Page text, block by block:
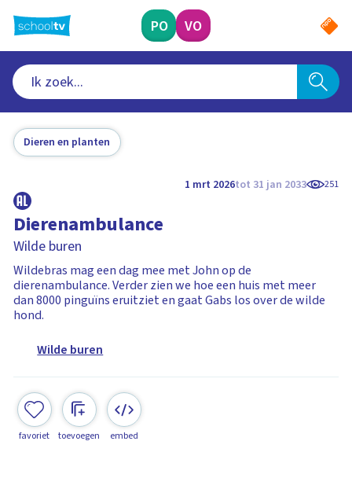
naar
hoofdinhoud
PO VO
Dieren en planten
1 mrt 2026tot 31 jan 2033 251
Dierenambulance
Wilde buren
Wildebras mag een dag mee met John op de
dierenambulance. Verder zien we hoe een huis met meer
dan 8000 pinguïns eruitziet en gaat Gabs los over de wilde
hond.
Wilde buren
favoriet toevoegen embed